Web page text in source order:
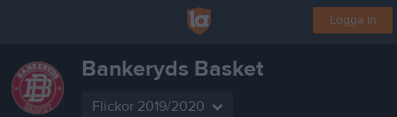
Logga in
Bankeryds Basket
Flickor 2019/2020